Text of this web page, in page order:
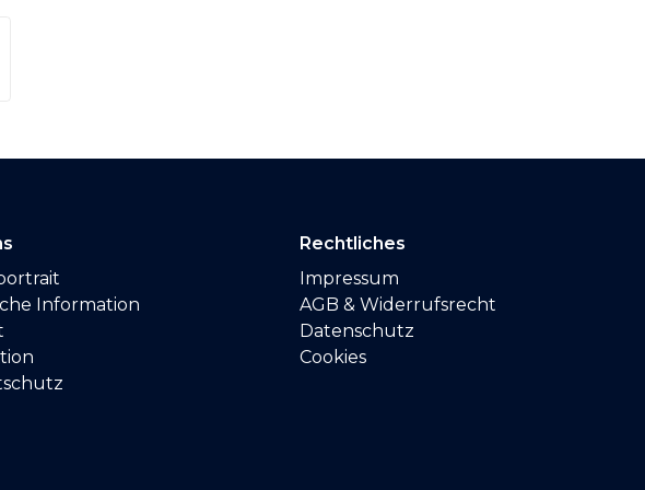
Information
Rechtliches
Impressum
AGB & Widerrufsrecht
Datenschutz
Cookies